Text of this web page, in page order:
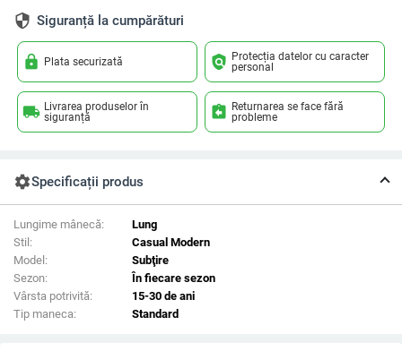
security Siguranță la cumpărături
lock Plata securizată policy Protecția datelor cu caracter
personal
local_shipping Livrarea produselor în
siguranță
assignment_return Returnarea se face fără
probleme
settingsSpecificații produs
Lungime mânecă:
Lung
Stil:
Casual Modern
Model:
Subţire
Sezon:
În fiecare sezon
Vârsta potrivită:
15-30 de ani
Tip maneca:
Standard